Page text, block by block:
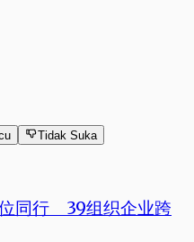
Tidak Suka
位同行 39组织企业跨